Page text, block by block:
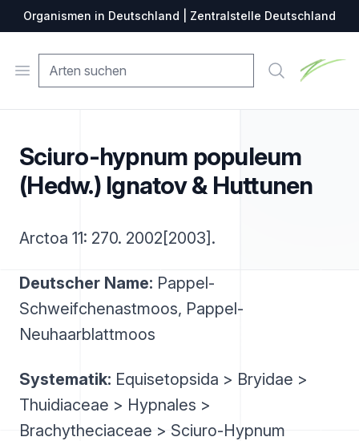
Organismen in Deutschland | Zentralstelle Deutschland
Open menu Suche
Sciuro-hypnum populeum
(Hedw.) Ignatov & Huttunen
Arctoa 11: 270. 2002[2003].
Deutscher Name: Pappel-
Schweifchenastmoos, Pappel-
Neuhaarblattmoos
Systematik: Equisetopsida > Bryidae >
Thuidiaceae > Hypnales >
Brachytheciaceae > Sciuro-Hypnum